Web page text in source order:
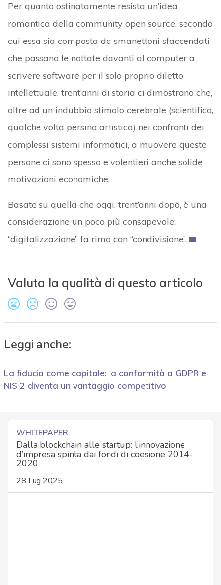
Per quanto ostinatamente resista un’idea
romantica della community open source, secondo
cui essa sia composta da smanettoni sfaccendati
che passano le nottate davanti al computer a
scrivere software per il solo proprio diletto
intellettuale, trent’anni di storia ci dimostrano che,
oltre ad un indubbio stimolo cerebrale (scientifico,
qualche volta persino artistico) nei confronti dei
complessi sistemi informatici, a muovere queste
persone ci sono spesso e volentieri anche solide
motivazioni economiche.
Basate su quella che oggi, trent’anni dopo, è una
considerazione un poco più consapevole:
“digitalizzazione” fa rima con “condivisione”.
Valuta la qualità di questo articolo
Leggi anche:
La fiducia come capitale: la conformità a GDPR e
NIS 2 diventa un vantaggio competitivo
WHITEPAPER
Dalla blockchain alle startup: l’innovazione
d’impresa spinta dai fondi di coesione 2014-
2020
28 Lug 2025